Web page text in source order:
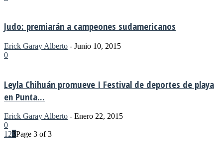
Judo: premiarán a campeones sudamericanos
Erick Garay Alberto - Junio 10, 2015
0
Leyla Chihuán promueve I Festival de deportes de playa
en Punta...
Erick Garay Alberto - Enero 22, 2015
0
1 23Page 3 of 3